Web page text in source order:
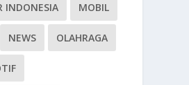
INDONESIA MOBIL
NEWS OLAHRAGA